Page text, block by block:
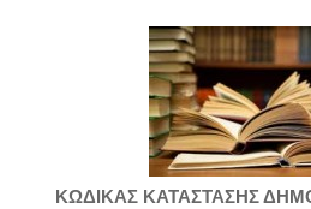
ΚΩΔΙΚΑΣ ΚΑΤΑΣΤΑΣΗΣ